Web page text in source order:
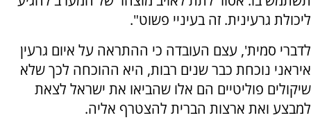
ליכולת גרעינית. זה בעיניי פשוט".
לדברי סמית', עצם העובדה כי ההתראה על איום גרעין
איראני נוכחת כבר שנים רבות, היא ההוכחה לכך שלא
שיקולים פוליטיים הם אלו שהביאו את ישראל לצאת
למבצע ואת ארצות הברית להצטרף אליה.